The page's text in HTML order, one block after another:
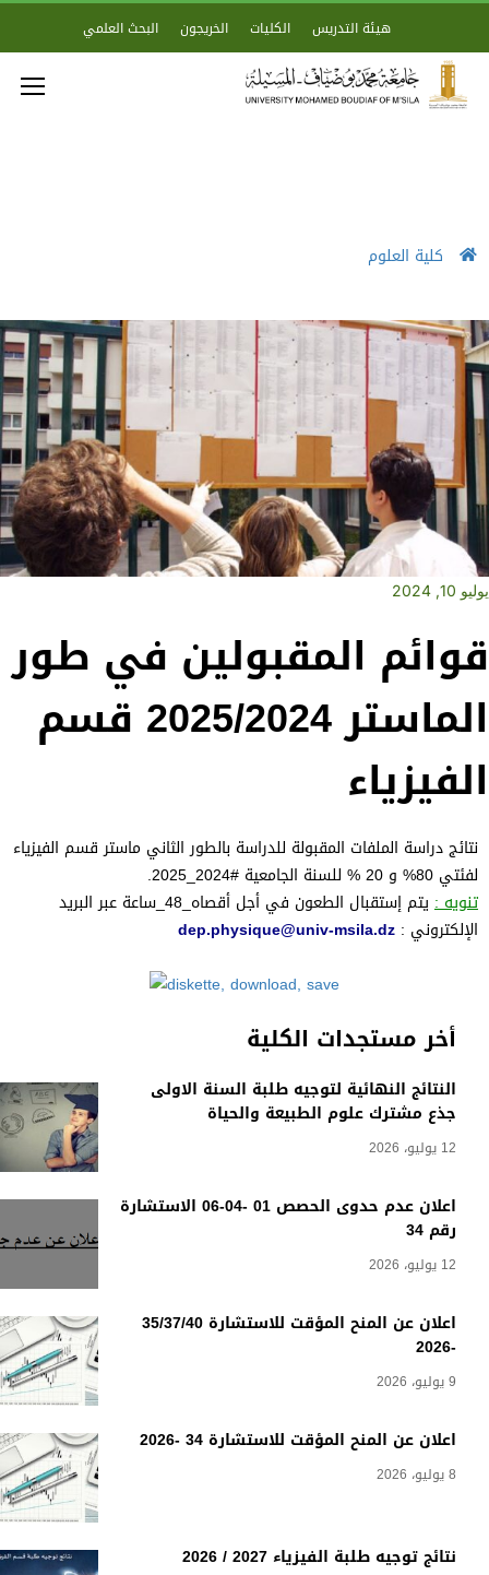
هيئة التدريس الكليات الخريجون البحث العلمي
كلية العلوم
أخر مستجدات الكلية
النتائج النهائية لتوجيه طلبة السنة الاولى
جذع مشترك علوم الطبيعة والحياة
12 يوليو، 2026
اعلان عدم حدوى الحصص 01 -04-06 الاستشارة
رقم 34
12 يوليو، 2026
اعلان عن المنح المؤقت للاستشارة 35/37/40
-2026
9 يوليو، 2026
اعلان عن المنح المؤقت للاستشارة 34 -2026
8 يوليو، 2026
نتائج توجيه طلبة الفيزياء 2027 / 2026
يوليو 10, 2024
قوائم المقبولين في طور
الماستر 2025/2024 قسم
الفيزياء
نتائج دراسة الملفات المقبولة للدراسة بالطور الثاني ماسترقسم الفيزياء
لفئتي 80% و 20 % للسنة الجامعية #2024_2025.
تنويه: يتم إستقبال الطعون في أجل أقصاه_48_ساعة
عبر البريد
الإلكتروني : dep.physique@univ-msila.dz